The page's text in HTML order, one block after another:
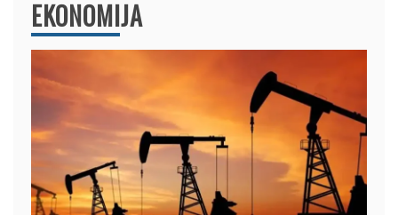
EKONOMIJA